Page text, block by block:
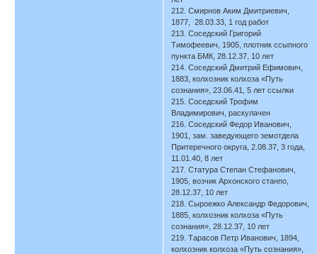
212. Смирнов Аким Дмитриевич,
1877, 28.03.33, 1 год работ
213. Соседский Григорий
Тимофеевич, 1905, плотник ссыпного
пункта БМК, 28.12.37, 10 лет
214. Соседский Дмитрий Ефимович,
1883, колхозник колхоза «Путь
сознания», 23.06.41, 5 лет ссылки
215. Соседский Трофим
Владимирович, раскулачен
216. Соседский Федор Иванович,
1901, зам. заведующего земотдела
Притеречного округа, 2.08.37, 3 года,
11.01.40, 8 лет
217. Статура Степан Стефанович,
1905, возчик Архонского станпо,
28.12.37, 10 лет
218. Сыроежко Александр Федорович,
1885, колхозник колхоза «Путь
сознания», 28.12.37, 10 лет
219. Тарасов Петр Иванович, 1894,
колхозник колхоза «Путь сознания»,